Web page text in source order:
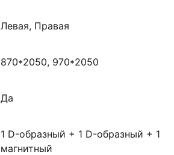
Левая, Правая
870*2050, 970*2050
Да
1 D-образный + 1 D-образный + 1
магнитный